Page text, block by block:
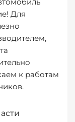
Для
к работам